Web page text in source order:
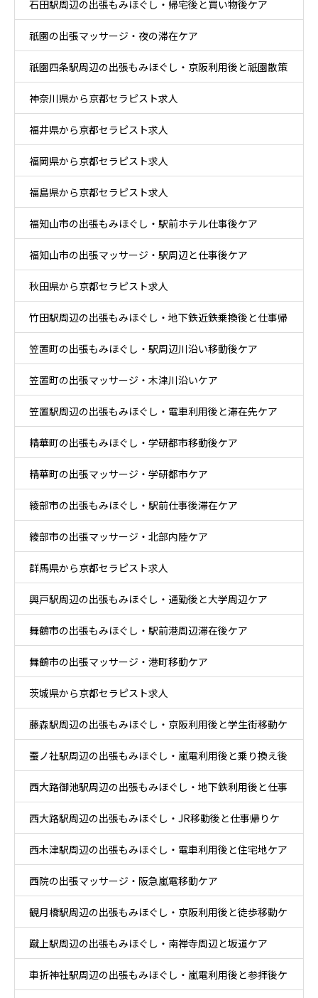
石田駅周辺の出張もみほぐし・帰宅後と買い物後ケア
祇園の出張マッサージ・夜の滞在ケア
祇園四条駅周辺の出張もみほぐし・京阪利用後と祇園散策
ケア
神奈川県から京都セラピスト求人
福井県から京都セラピスト求人
福岡県から京都セラピスト求人
福島県から京都セラピスト求人
福知山市の出張もみほぐし・駅前ホテル仕事後ケア
福知山市の出張マッサージ・駅周辺と仕事後ケア
秋田県から京都セラピスト求人
竹田駅周辺の出張もみほぐし・地下鉄近鉄乗換後と仕事帰
りケア
笠置町の出張もみほぐし・駅周辺川沿い移動後ケア
笠置町の出張マッサージ・木津川沿いケア
笠置駅周辺の出張もみほぐし・電車利用後と滞在先ケア
精華町の出張もみほぐし・学研都市移動後ケア
精華町の出張マッサージ・学研都市ケア
綾部市の出張もみほぐし・駅前仕事後滞在ケア
綾部市の出張マッサージ・北部内陸ケア
群馬県から京都セラピスト求人
興戸駅周辺の出張もみほぐし・通勤後と大学周辺ケア
舞鶴市の出張もみほぐし・駅前港周辺滞在後ケア
舞鶴市の出張マッサージ・港町移動ケア
茨城県から京都セラピスト求人
藤森駅周辺の出張もみほぐし・京阪利用後と学生街移動ケ
ア
蚕ノ社駅周辺の出張もみほぐし・嵐電利用後と乗り換え後
ケア
西大路御池駅周辺の出張もみほぐし・地下鉄利用後と仕事
帰りケア
西大路駅周辺の出張もみほぐし・JR移動後と仕事帰りケ
ア
西木津駅周辺の出張もみほぐし・電車利用後と住宅地ケア
西院の出張マッサージ・阪急嵐電移動ケア
観月橋駅周辺の出張もみほぐし・京阪利用後と徒歩移動ケ
ア
蹴上駅周辺の出張もみほぐし・南禅寺周辺と坂道ケア
車折神社駅周辺の出張もみほぐし・嵐電利用後と参拝後ケ